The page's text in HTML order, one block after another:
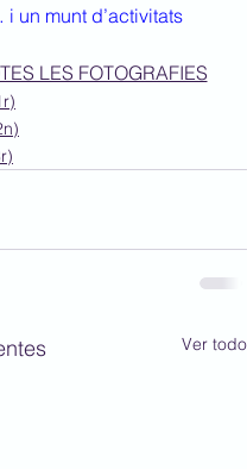
un munt d’activitats
LES FOTOGRAFIES
Ver todo